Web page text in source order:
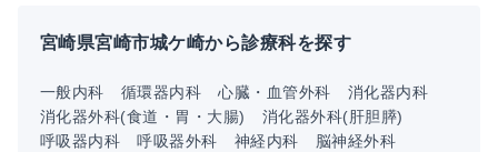
宮崎県宮崎市城ケ崎から診療科を探す
一般内科 循環器内科 心臓・血管外科
消化器内科
消化器外科(食道・胃・大腸)
消化器外科(肝胆膵)
呼吸器内科
呼吸器外科 神経内科
脳神経外科